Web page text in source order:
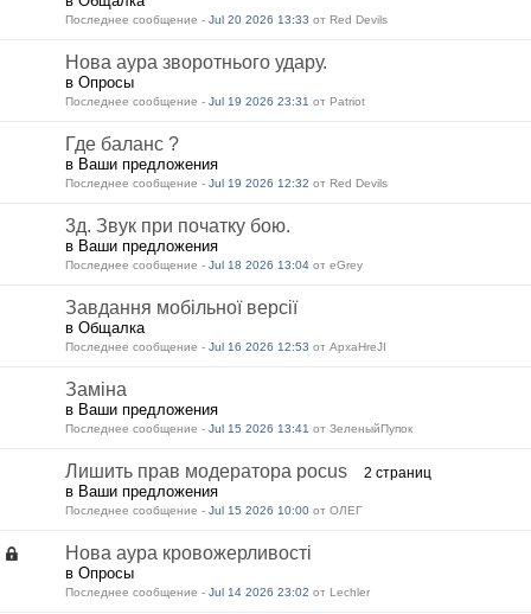
Последнее сообщение - Jul 20 2026 13:33 от Red Devils
Нова аура зворотнього удару.
в Опросы
Последнее сообщение - Jul 19 2026 23:31 от Patriot
Где баланс ?
в Ваши предложения
Последнее сообщение - Jul 19 2026 12:32 от Red Devils
3д. Звук при початку бою.
в Ваши предложения
Последнее сообщение - Jul 18 2026 13:04 от eGrey
Завдання мобільної версії
в Общалка
Последнее сообщение - Jul 16 2026 12:53 от ApxaHreJI
Заміна
в Ваши предложения
Последнее сообщение - Jul 15 2026 13:41 от ЗеленыйПупок
Лишить прав модератора pocus 2 страниц
в Ваши предложения
Последнее сообщение - Jul 15 2026 10:00 от ОЛЕГ
Нова аура кровожерливості
в Опросы
Последнее сообщение - Jul 14 2026 23:02 от Lechler